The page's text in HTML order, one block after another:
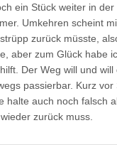
ein Stück weiter in
Umkehren scheint
zurück müsste,
aber zum Glück habe
Der Weg will und
passierbar. Kurz
halte auch noch falsch
zurück muss.